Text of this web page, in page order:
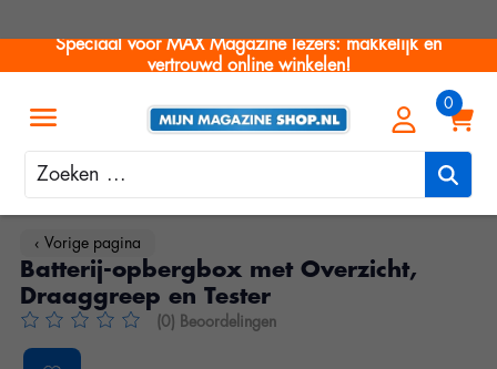
Speciaal voor MAX Magazine lezers: makkelijk en
vertrouwd online winkelen!
Zoeken
‹ Vorige pagina
Batterij-opbergbox met Overzicht,
Draaggreep en Tester
De beoordeling van dit product is0van de 5
(0) Beoordelingen
Product image slideshow Items